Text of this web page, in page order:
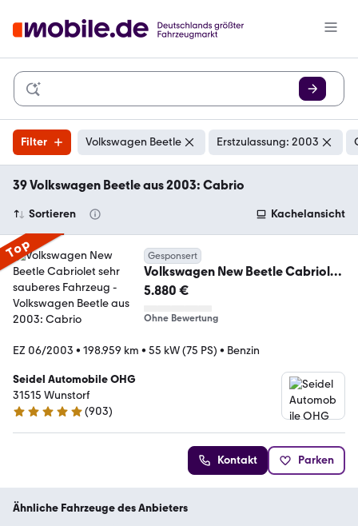
Filter Volkswagen Beetle Erstzulassung: 2003
39 Volkswagen Beetle aus 2003: Cabrio
Sortieren Kachelansicht
Top Gesponsert
Volkswagen New Beetle Cabriolet
sehr sauberes Fahrzeug
5.880 €
Ohne Bewertung
EZ 06/2003 • 198.959 km • 55 kW (75 PS) • Benzin
Seidel Automobile OHG
31515 Wunstorf
4.9 Sterne
(903)
Kontakt Parken
Ähnliche Fahrzeuge des Anbieters